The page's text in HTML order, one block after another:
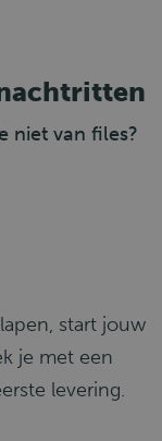
niet van files?
start jouw
je met een
levering.